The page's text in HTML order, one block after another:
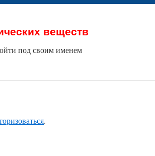
веществ
под своим именем
.